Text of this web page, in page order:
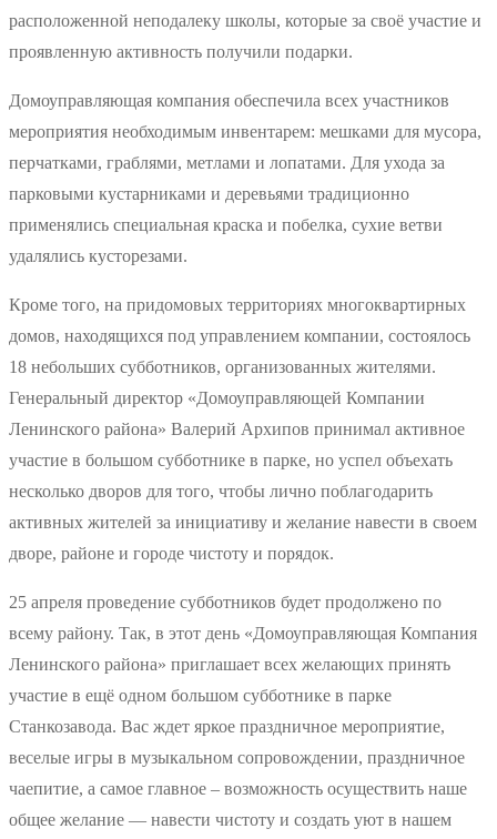
расположенной неподалеку школы, которые за своё участие и
проявленную активность получили подарки.
Домоуправляющая компания обеспечила всех участников
мероприятия необходимым инвентарем: мешками для мусора,
перчатками, граблями, метлами и лопатами. Для ухода за
парковыми кустарниками и деревьями традиционно
применялись специальная краска и побелка, сухие ветви
удалялись кусторезами.
Кроме того, на придомовых территориях многоквартирных
домов, находящихся под управлением компании, состоялось
18 небольших субботников, организованных жителями.
Генеральный директор «Домоуправляющей Компании
Ленинского района» Валерий Архипов принимал активное
участие в большом субботнике в парке, но успел объехать
несколько дворов для того, чтобы лично поблагодарить
активных жителей за инициативу и желание навести в своем
дворе, районе и городе чистоту и порядок.
25 апреля проведение субботников будет продолжено по
всему району. Так, в этот день «Домоуправляющая Компания
Ленинского района» приглашает всех желающих принять
участие в ещё одном большом субботнике в парке
Станкозавода. Вас ждет яркое праздничное мероприятие,
веселые игры в музыкальном сопровождении, праздничное
чаепитие, а самое главное – возможность осуществить наше
общее желание — навести чистоту и создать уют в нашем